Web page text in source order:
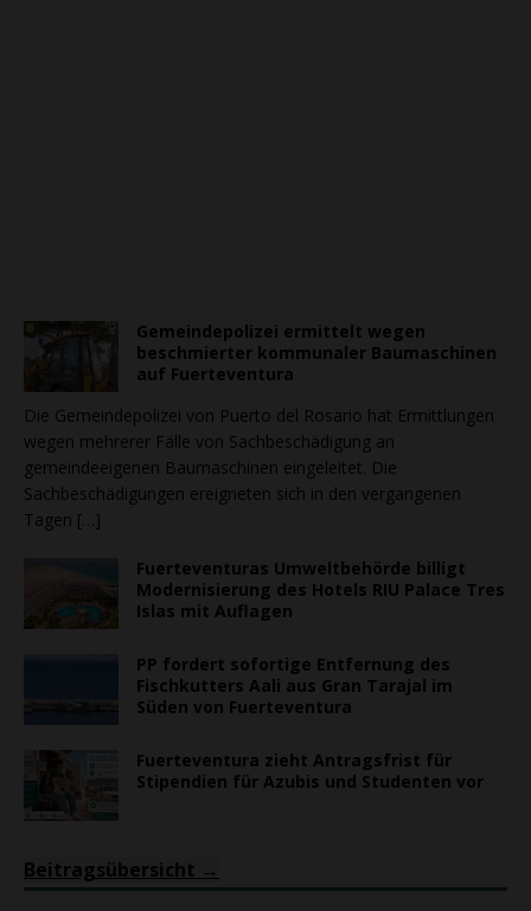
Gemeindepolizei ermittelt wegen
beschmierter kommunaler Baumaschinen
auf Fuerteventura
Die Gemeindepolizei von Puerto del Rosario hat Ermittlungen
wegen mehrerer Fälle von Sachbeschädigung an
gemeindeeigenen Baumaschinen eingeleitet. Die
Sachbeschädigungen ereigneten sich in den vergangenen
Tagen […]
Fuerteventuras Umweltbehörde billigt
Modernisierung des Hotels RIU Palace Tres
Islas mit Auflagen
PP fordert sofortige Entfernung des
Fischkutters Aali aus Gran Tarajal im
Süden von Fuerteventura
Fuerteventura zieht Antragsfrist für
Stipendien für Azubis und Studenten vor
Beitragsübersicht